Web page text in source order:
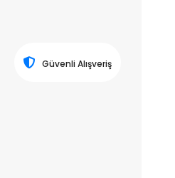
Güvenli Alışveriş